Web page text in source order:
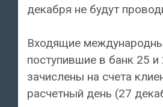
декабря не будут
Входящие
поступившие в банк 25 и
зачислены на счета
расчетный день (27